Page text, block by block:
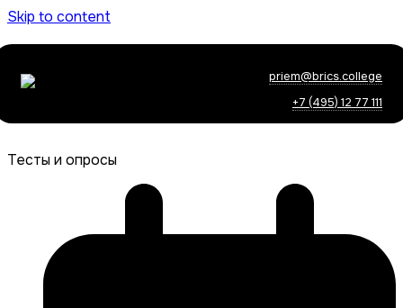
Skip to content
priem@brics.college
+7 (495) 12 77 111
Тесты и опросы